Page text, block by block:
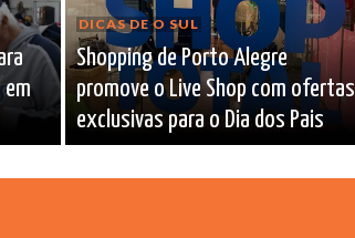
DICAS DE O SUL
Shopping de Porto Alegre
promove o Live Shop com ofertas
exclusivas para o Dia dos Pais